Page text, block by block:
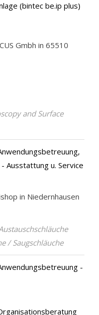
(bintec be.ip plus)
Gmbh in 65510
and Surface
Ausstattung u. Service
in Niedernhausen
/ Saugschläuche
-